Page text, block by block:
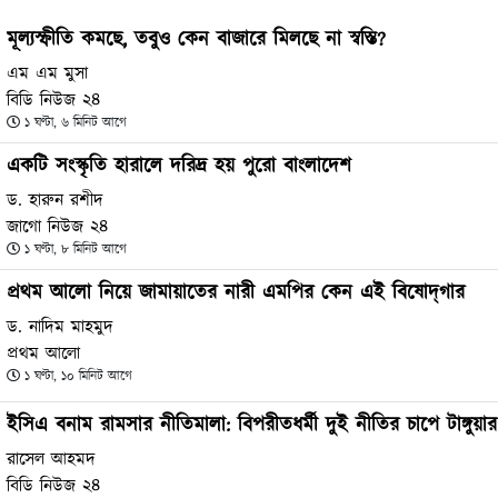
মূল্যস্ফীতি কমছে, তবুও কেন বাজারে মিলছে না স্বস্তি?
এম এম মুসা
বিডি নিউজ ২৪
১ ঘণ্টা, ৬ মিনিট আগে
একটি সংস্কৃতি হারালে দরিদ্র হয় পুরো বাংলাদেশ
ড. হারুন রশীদ
জাগো নিউজ ২৪
১ ঘণ্টা, ৮ মিনিট আগে
প্রথম আলো নিয়ে জামায়াতের নারী এমপির কেন এই বিষোদ্‌গার
ড. নাদিম মাহমুদ
প্রথম আলো
১ ঘণ্টা, ১০ মিনিট আগে
ইসিএ বনাম রামসার নীতিমালা: বিপরীতধর্মী দুই নীতির চাপে
রাসেল আহমদ
বিডি নিউজ ২৪